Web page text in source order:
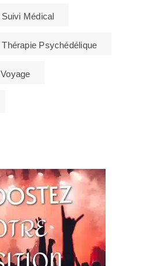
Suivi Médical
Thérapie Psychédélique
Voyage